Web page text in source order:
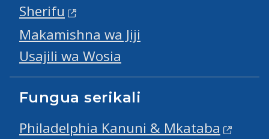
Sherifu
Makamishna wa Jiji
Usajili wa Wosia
Fungua serikali
Philadelphia Kanuni & Mkataba